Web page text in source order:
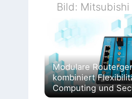
Bild:
Modulare
kombiniert
Computing und